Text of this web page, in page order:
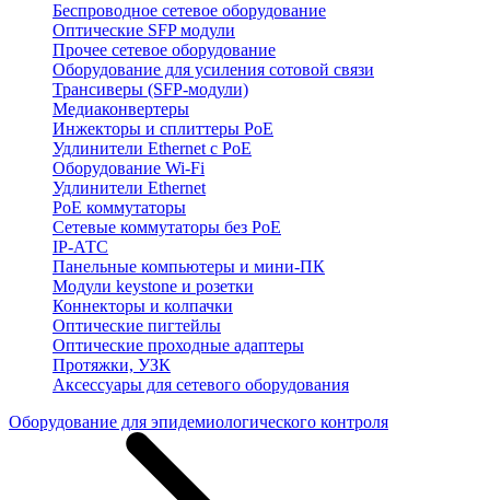
Беспроводное сетевое оборудование
Оптические SFP модули
Прочее сетевое оборудование
Оборудование для усиления сотовой связи
Трансиверы (SFP-модули)
Медиаконвертеры
Инжекторы и сплиттеры PoE
Удлинители Ethernet с PoE
Оборудование Wi-Fi
Удлинители Ethernet
PoE коммутаторы
Сетевые коммутаторы без PoE
IP-АТС
Панельные компьютеры и мини-ПК
Модули keystone и розетки
Коннекторы и колпачки
Оптические пигтейлы
Оптические проходные адаптеры
Протяжки, УЗК
Аксессуары для сетевого оборудования
Оборудование для эпидемиологического контроля